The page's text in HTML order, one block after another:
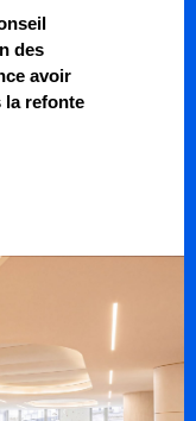
des
avoir
la refonte